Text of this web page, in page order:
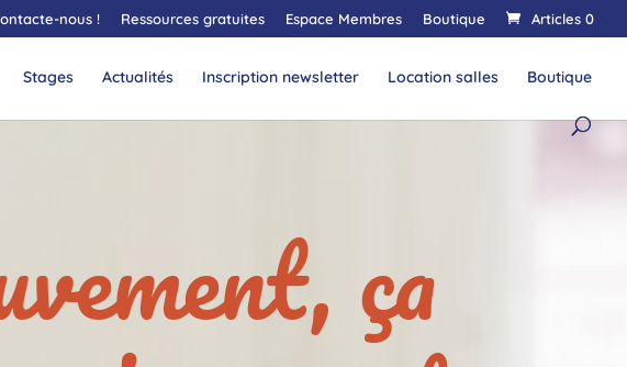
nous ! Ressources gratuites Espace Membres Boutique Articles 0
Stages Actualités Inscription newsletter Location salles Boutique
ça